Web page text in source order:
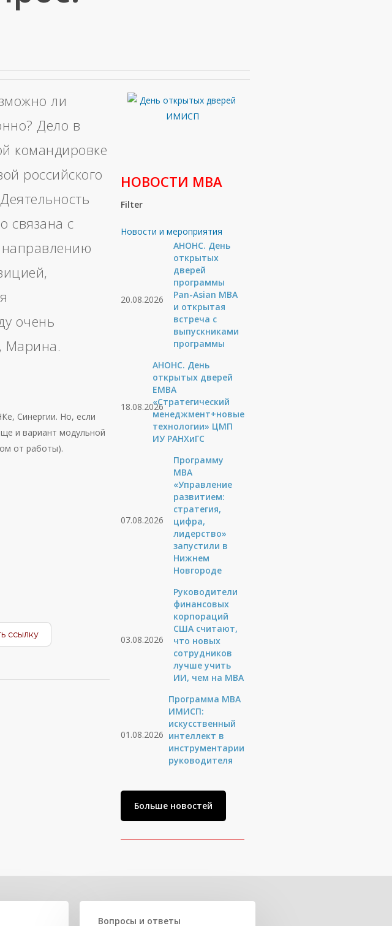
ли
Дело в
командировке
российского
связана с
очень
Марина.
Синергии. Но, если
и вариант модульной
от работы).
ссылку
НОВОСТИ МВА
Filter
Новости и мероприятия
20.08.2026
АНОНС. День
открытых
дверей
программы
Pan-Asian MBA
и открытая
встреча с
выпускниками
программы
18.08.2026
АНОНС. День
открытых дверей
ЕМВА
«Стратегический
менеджмент+новые
технологии» ЦМП
ИУ РАНХиГС
07.08.2026
Программу
MBA
«Управление
развитием:
стратегия,
цифра,
лидерство»
запустили в
Нижнем
Новгороде
03.08.2026
Руководители
финансовых
корпораций
США считают,
что новых
сотрудников
лучше учить
ИИ, чем на МВА
01.08.2026
Программа MBA
ИМИСП:
искусственный
интеллект в
инструментарии
руководителя
Больше новостей
Вопросы и ответы